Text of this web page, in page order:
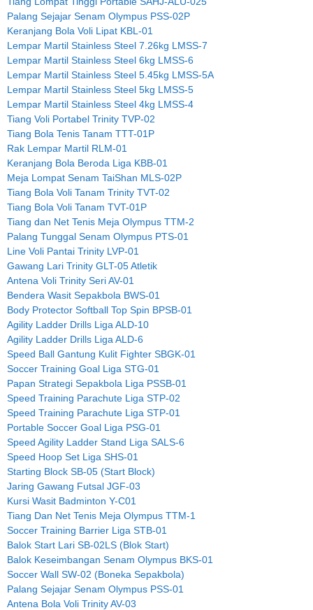
Palang Sejajar Senam Olympus PSS-02P
Keranjang Bola Voli Lipat KBL-01
Lempar Martil Stainless Steel 7.26kg LMSS-7
Lempar Martil Stainless Steel 6kg LMSS-6
Lempar Martil Stainless Steel 5.45kg LMSS-5A
Lempar Martil Stainless Steel 5kg LMSS-5
Lempar Martil Stainless Steel 4kg LMSS-4
Tiang Voli Portabel Trinity TVP-02
Tiang Bola Tenis Tanam TTT-01P
Rak Lempar Martil RLM-01
Keranjang Bola Beroda Liga KBB-01
Meja Lompat Senam TaiShan MLS-02P
Tiang Bola Voli Tanam Trinity TVT-02
Tiang Bola Voli Tanam TVT-01P
Tiang dan Net Tenis Meja Olympus TTM-2
Palang Tunggal Senam Olympus PTS-01
Line Voli Pantai Trinity LVP-01
Gawang Lari Trinity GLT-05 Atletik
Antena Voli Trinity Seri AV-01
Bendera Wasit Sepakbola BWS-01
Body Protector Softball Top Spin BPSB-01
Agility Ladder Drills Liga ALD-10
Agility Ladder Drills Liga ALD-6
Speed Ball Gantung Kulit Fighter SBGK-01
Soccer Training Goal Liga STG-01
Papan Strategi Sepakbola Liga PSSB-01
Speed Training Parachute Liga STP-02
Speed Training Parachute Liga STP-01
Portable Soccer Goal Liga PSG-01
Speed Agility Ladder Stand Liga SALS-6
Speed Hoop Set Liga SHS-01
Starting Block SB-05 (Start Block)
Jaring Gawang Futsal JGF-03
Kursi Wasit Badminton Y-C01
Tiang Dan Net Tenis Meja Olympus TTM-1
Soccer Training Barrier Liga STB-01
Balok Start Lari SB-02LS (Blok Start)
Balok Keseimbangan Senam Olympus BKS-01
Soccer Wall SW-02 (Boneka Sepakbola)
Palang Sejajar Senam Olympus PSS-01
Antena Bola Voli Trinity AV-03